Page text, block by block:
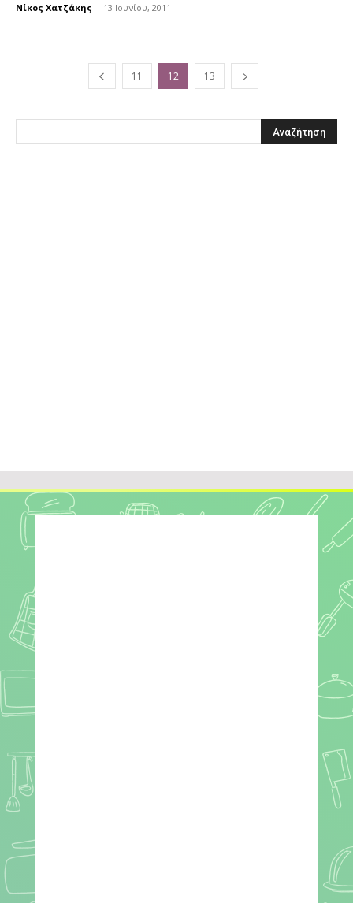
Νίκος Χατζάκης - 13 Ιουνίου, 2011
11 12 13